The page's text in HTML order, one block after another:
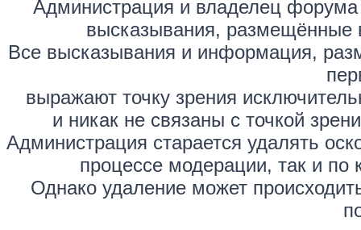
Администрация и владелец форума
высказывания, размещённые
Все высказывания и информация,
выражают точку зрения
и никак не связаны с точкой
Администрация старается удалять
процессе модерации, так и по
Однако удаление может